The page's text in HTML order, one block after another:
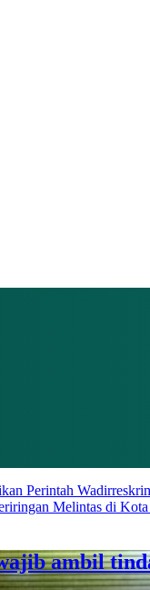
Perintah
Melintas di
ambil